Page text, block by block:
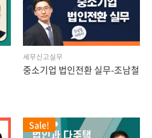
세무신고실무
중소기업 법인전환 실무-조남철
Sale!